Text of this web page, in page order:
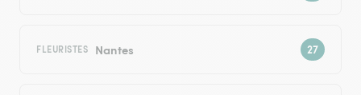
FLEURISTES Nantes